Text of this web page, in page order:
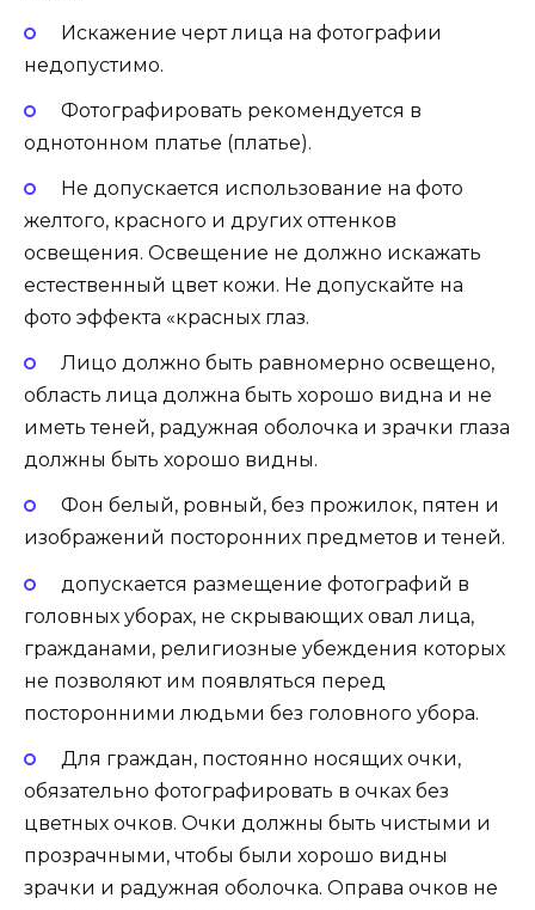
Искажение черт лица на фотографии
недопустимо.
Фотографировать рекомендуется в
однотонном платье (платье).
Не допускается использование на фото
желтого, красного и других оттенков
освещения. Освещение не должно искажать
естественный цвет кожи. Не допускайте на
фото эффекта «красных глаз.
Лицо должно быть равномерно освещено,
область лица должна быть хорошо видна и не
иметь теней, радужная оболочка и зрачки глаза
должны быть хорошо видны.
Фон белый, ровный, без прожилок, пятен и
изображений посторонних предметов и теней.
допускается размещение фотографий в
головных уборах, не скрывающих овал лица,
гражданами, религиозные убеждения которых
не позволяют им появляться перед
посторонними людьми без головного убора.
Для граждан, постоянно носящих очки,
обязательно фотографировать в очках без
цветных очков. Очки должны быть чистыми и
прозрачными, чтобы были хорошо видны
зрачки и радужная оболочка. Оправа очков не